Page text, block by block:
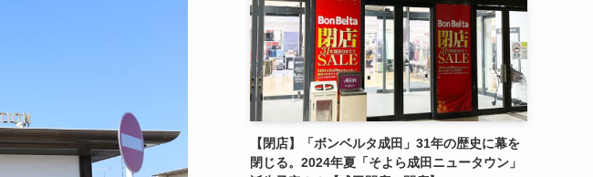
【閉店】「ボンベルタ成田」31年の歴史に幕を
閉じる。2024年夏「そよら成田ニュータウン」